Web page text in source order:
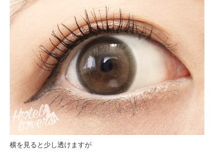
横を見ると少し透けますが